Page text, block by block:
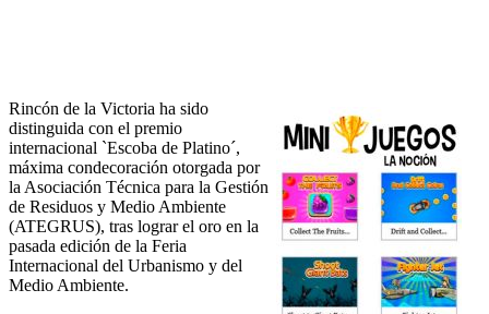
Rincón de la Victoria ha sido
distinguida con el premio
internacional `Escoba de Platino´,
máxima condecoración otorgada por
la Asociación Técnica para la Gestión
de Residuos y Medio Ambiente
(ATEGRUS), tras lograr el oro en la
pasada edición de la Feria
Internacional del Urbanismo y del
Medio Ambiente.